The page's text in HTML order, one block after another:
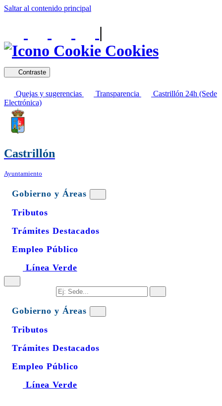
Saltar al contenido principal
|
Cookies
Contraste
Quejas y sugerencias Transparencia
Castrillón 24h (Sede
Electrónica)
Castrillón
Ayuntamiento
Gobierno y Áreas
Tributos
Trámites Destacados
Empleo Público
Línea Verde
Gobierno y Áreas
Tributos
Trámites Destacados
Empleo Público
Línea Verde